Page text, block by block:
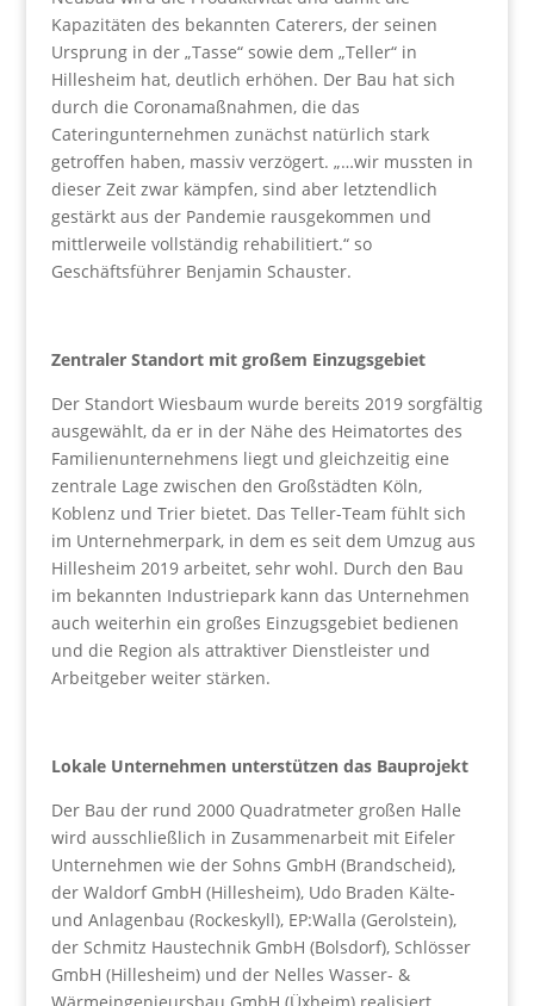
Kapazitäten des bekannten Caterers, der seinen
Ursprung in der „Tasse“ sowie dem „Teller“ in
Hillesheim hat, deutlich erhöhen. Der Bau hat sich
durch die Coronamaßnahmen, die das
Cateringunternehmen zunächst natürlich stark
getroffen haben, massiv verzögert. „…wir mussten in
dieser Zeit zwar kämpfen, sind aber letztendlich
gestärkt aus der Pandemie rausgekommen und
mittlerweile vollständig rehabilitiert.“ so
Geschäftsführer Benjamin Schauster.
Zentraler Standort mit großem Einzugsgebiet
Der Standort Wiesbaum wurde bereits 2019 sorgfältig
ausgewählt, da er in der Nähe des Heimatortes des
Familienunternehmens liegt und gleichzeitig eine
zentrale Lage zwischen den Großstädten Köln,
Koblenz und Trier bietet. Das Teller-Team fühlt sich
im Unternehmerpark, in dem es seit dem Umzug aus
Hillesheim 2019 arbeitet, sehr wohl. Durch den Bau
im bekannten Industriepark kann das Unternehmen
auch weiterhin ein großes Einzugsgebiet bedienen
und die Region als attraktiver Dienstleister und
Arbeitgeber weiter stärken.
Lokale Unternehmen unterstützen das Bauprojekt
Der Bau der rund 2000 Quadratmeter großen Halle
wird ausschließlich in Zusammenarbeit mit Eifeler
Unternehmen wie der Sohns GmbH (Brandscheid),
der Waldorf GmbH (Hillesheim), Udo Braden Kälte-
und Anlagenbau (Rockeskyll), EP:Walla (Gerolstein),
der Schmitz Haustechnik GmbH (Bolsdorf), Schlösser
GmbH (Hillesheim) und der Nelles Wasser- &